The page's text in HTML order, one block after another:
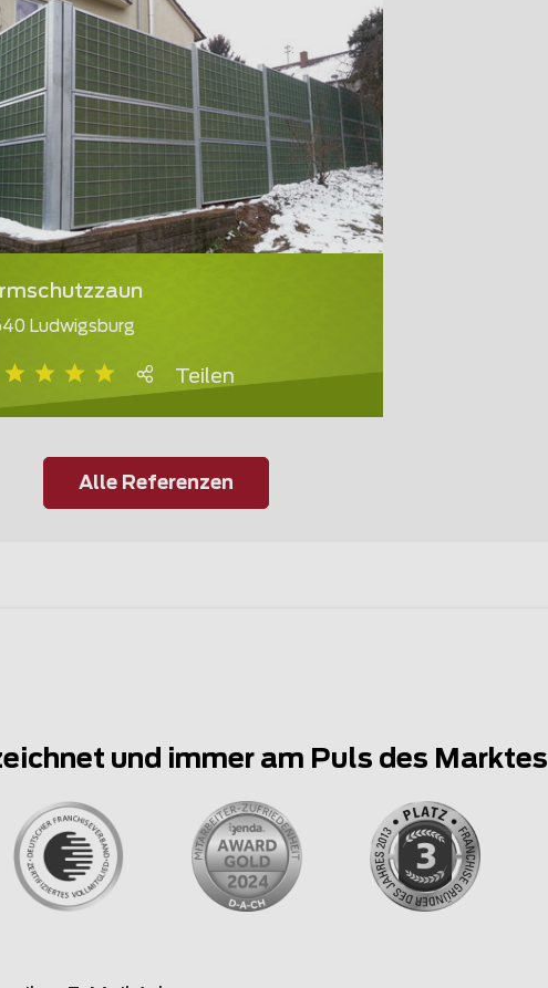
Ludwigsburg
Teilen
Alle Referenzen
und immer am Puls des Marktes